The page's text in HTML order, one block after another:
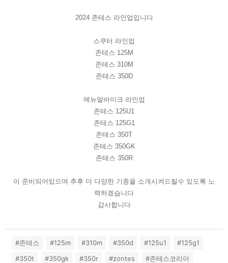
2024 존테스 라인업입니다
스쿠터 라인업
존테스 125M
존테스 310M
존테스 350D
메뉴얼바이크 라인업
존테스 125U1
존테스 125G1
존테스 350T
존테스 350GK
존테스 350R
이 준비되어있으며 추후 더 다양한 기종을 소개시켜드릴수 있도록 노
력하겠습니다
감사합니다
#존테스 #125m #310m #350d #125u1
#125g1
#350t
#350gk #350r #zontes #존테스코리아